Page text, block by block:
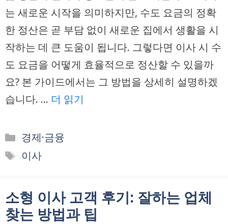
는 새로운 시작을 의미하지만, 수도 요금의 정확
한 정산은 곧 부담 없이 새로운 집에서 생활을 시
작하는 데 큰 도움이 됩니다. 그렇다면 이사 시 수
도 요금을 어떻게 효율적으로 정산할 수 있을까
요? 본 가이드에서는 그 방법을 상세히 설명하겠
습니다. … 더 읽기
카
테
경제·금융
태
이사
소형 이사 고객 후기: 잘하는 업체
찾는 방법과 팁